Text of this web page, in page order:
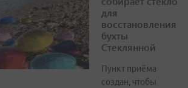
для
восстановления
бухты
Стеклянной
Пункт приёма
создан, чтобы